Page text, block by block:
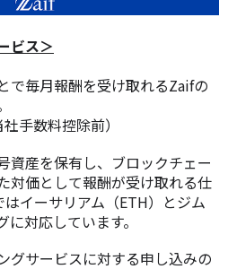
ビス＞
で毎月報酬を受け取れるZaifの
手数料控除前）
資産を保有し、ブロックチェー
対価として報酬が受け取れる仕
イーサリアム（ETH）とジム
に対応しています。
グサービスに対する申し込みの